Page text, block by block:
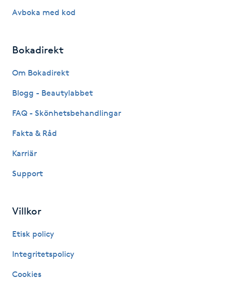
Nagelvård
Naprapati
O
Olaplex
Avboka med kod
Bokadirekt
Om Bokadirekt
Blogg - Beautylabbet
FAQ - Skönhetsbehandlingar
Fakta & Råd
Karriär
Support
Villkor
Etisk policy
Integritetspolicy
Cookies